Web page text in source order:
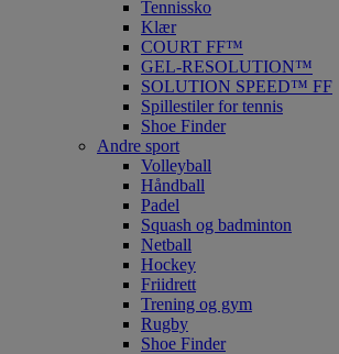
Tennissko
Klær
COURT FF™
GEL-RESOLUTION™
SOLUTION SPEED™ FF
Spillestiler for tennis
Shoe Finder
Andre sport
Volleyball
Håndball
Padel
Squash og badminton
Netball
Hockey
Friidrett
Trening og gym
Rugby
Shoe Finder